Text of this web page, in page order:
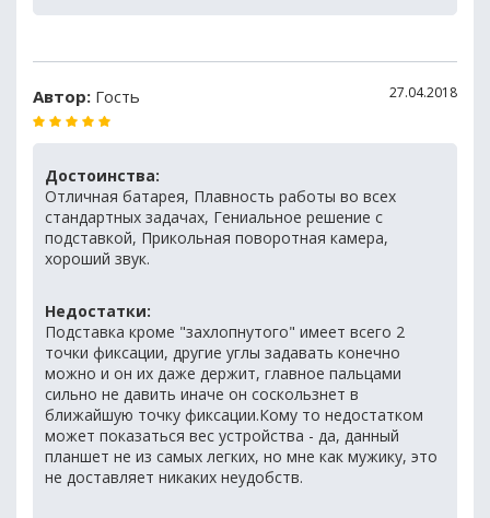
Автор: Гость 27.04.2018
Достоинства:
Отличная батарея, Плавность работы во всех
стандартных задачах, Гениальное решение с
подставкой, Прикольная поворотная камера,
хороший звук.
Недостатки:
Подставка кроме "захлопнутого" имеет всего 2
точки фиксации, другие углы задавать конечно
можно и он их даже держит, главное пальцами
сильно не давить иначе он соскользнет в
ближайшую точку фиксации.Кому то недостатком
может показаться вес устройства - да, данный
планшет не из самых легких, но мне как мужику, это
не доставляет никаких неудобств.